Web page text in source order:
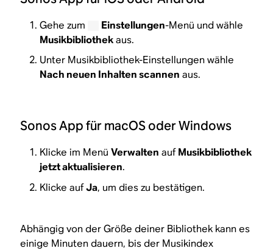
Gehe zum Einstellungen-Menü und wähle
Musikbibliothekaus.
Unter Musikbibliothek-Einstellungen wähle
Nach neuen Inhalten scannen aus.
Sonos App für macOS oder Windows
Klicke im MenüVerwalten aufMusikbibliothek
jetzt aktualisieren.
Klicke aufJa, um dies zu bestätigen.
Abhängig von der Größe deiner Bibliothek kann es
einige Minuten dauern, bis der Musikindex